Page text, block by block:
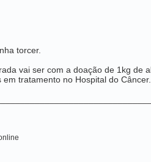
torcer.
vai ser com a doação de 1kg de
tratamento no Hospital do Câncer.